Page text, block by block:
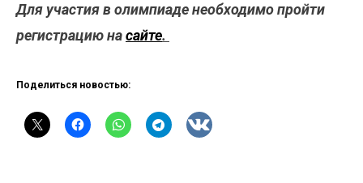
Для участия в олимпиаде необходимо пройти
регистрацию насайте.
Поделиться новостью: